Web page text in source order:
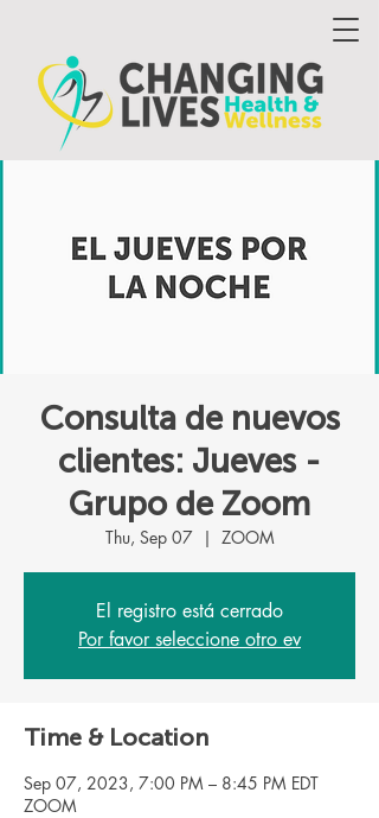
Consulta de nuevos
clientes: Jueves -
Grupo de Zoom
Thu, Sep 07
  |
ZOOM
El registro está cerrado
Por favor seleccione otro ev
Time & Location
Sep 07, 2023, 7:00 PM – 8:45 PM EDT
ZOOM